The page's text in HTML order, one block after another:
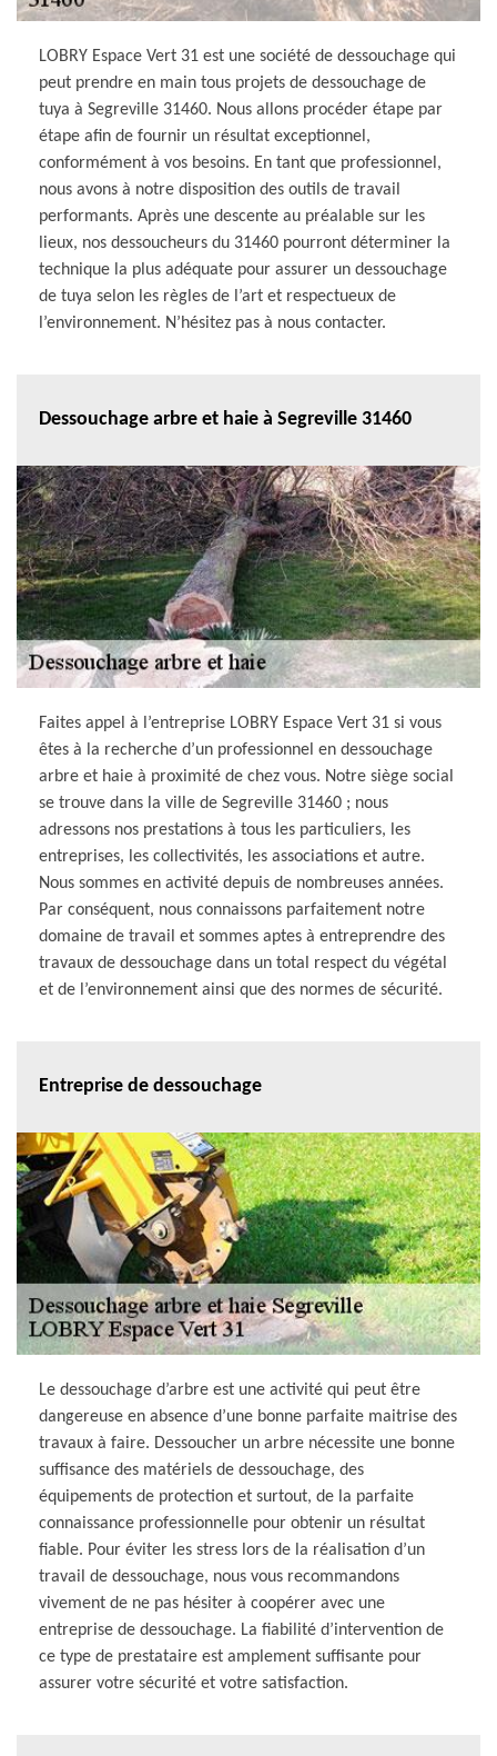
LOBRY Espace Vert 31 est une société de dessouchage qui
peut prendre en main tous projets de dessouchage de
tuya à Segreville 31460. Nous allons procéder étape par
étape afin de fournir un résultat exceptionnel,
conformément à vos besoins. En tant que professionnel,
nous avons à notre disposition des outils de travail
performants. Après une descente au préalable sur les
lieux, nos dessoucheurs du 31460 pourront déterminer la
technique la plus adéquate pour assurer un dessouchage
de tuya selon les règles de l’art et respectueux de
l’environnement. N’hésitez pas à nous contacter.
Dessouchage arbre et haie à Segreville 31460
Faites appel à l’entreprise LOBRY Espace Vert 31 si vous
êtes à la recherche d’un professionnel en dessouchage
arbre et haie à proximité de chez vous. Notre siège social
se trouve dans la ville de Segreville 31460 ; nous
adressons nos prestations à tous les particuliers, les
entreprises, les collectivités, les associations et autre.
Nous sommes en activité depuis de nombreuses années.
Par conséquent, nous connaissons parfaitement notre
domaine de travail et sommes aptes à entreprendre des
travaux de dessouchage dans un total respect du végétal
et de l’environnement ainsi que des normes de sécurité.
Entreprise de dessouchage
Le dessouchage d’arbre est une activité qui peut être
dangereuse en absence d’une bonne parfaite maitrise des
travaux à faire. Dessoucher un arbre nécessite une bonne
suffisance des matériels de dessouchage, des
équipements de protection et surtout, de la parfaite
connaissance professionnelle pour obtenir un résultat
fiable. Pour éviter les stress lors de la réalisation d’un
travail de dessouchage, nous vous recommandons
vivement de ne pas hésiter à coopérer avec une
entreprise de dessouchage. La fiabilité d’intervention de
ce type de prestataire est amplement suffisante pour
assurer votre sécurité et votre satisfaction.